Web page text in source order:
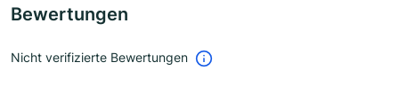
Bewertungen
Nicht verifizierte Bewertungen